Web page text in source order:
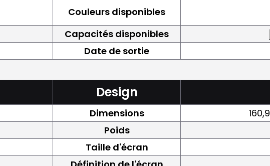
Couleurs disponibles
Capacités disponibles
Date de sortie
Design
Dimensions 160,9
Poids
Taille d'écran